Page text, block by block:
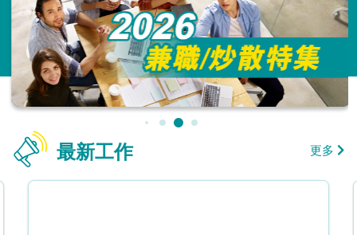
最新工作 更多